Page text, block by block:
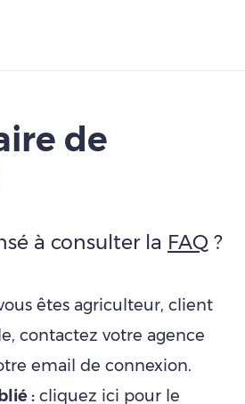
de
à consulter la FAQ ?
êtes agriculteur, client
contactez votre agence
email de connexion.
: cliquez ici pour le